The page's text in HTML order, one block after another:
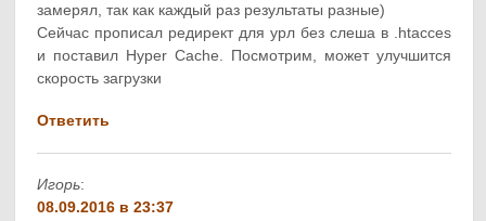
замерял, так как каждый раз результаты разные)
Сейчас прописал редирект для урл без слеша в .htacces
и поставил Hyper Cache. Посмотрим, может улучшится
скорость загрузки
Ответить
Игорь:
08.09.2016 в 23:37